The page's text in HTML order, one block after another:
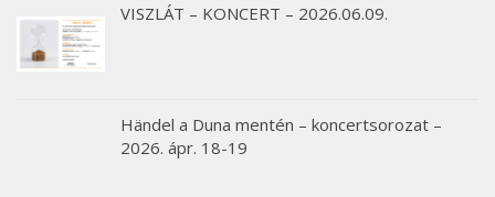
VISZLÁT – KONCERT – 2026.06.09.
Händel a Duna mentén – koncertsorozat –
2026. ápr. 18-19